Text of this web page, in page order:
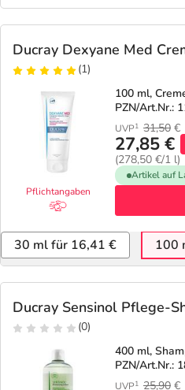
Ducray Dexyane Med
(1)
Pflichtangaben
100 ml,
PZN/Art.Nr.:
UVP1 31,50 €
27,85 €
(278,50 €/1 l)
Artikel auf
30 ml für 16,41 € 100
Ducray Sensinol Pflege-
(0)
400 ml,
PZN/Art.Nr.:
UVP1 25,90 €